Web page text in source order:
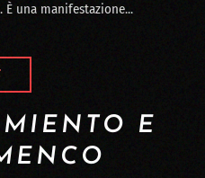
una manifestazione...
E